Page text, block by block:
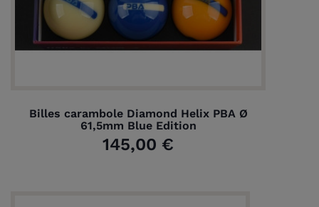
Billes carambole Diamond Helix PBA Ø
61,5mm Blue Edition
145,00 €